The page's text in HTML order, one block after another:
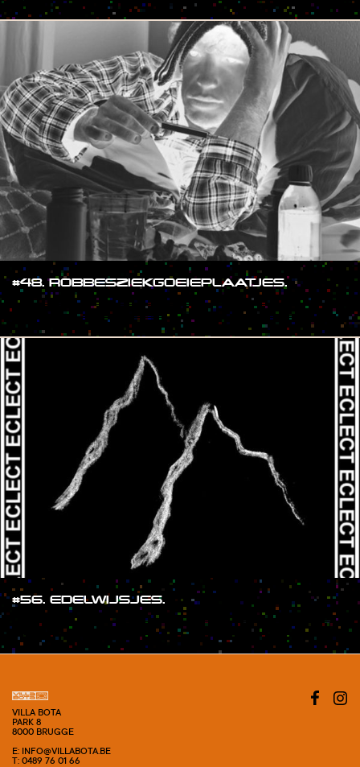
#48. ROBBESZIEKGOEIEPLAATJES.
#56. EDELWIJSJES.
#SHOW
VILLA BOTA
PARK 8
8000 BRUGGE
E: INFO@VILLABOTA.BE
T: 0489 76 01 66